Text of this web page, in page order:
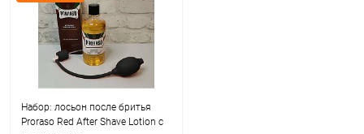
Набор: лосьон после бритья
Proraso Red After Shave Lotion с